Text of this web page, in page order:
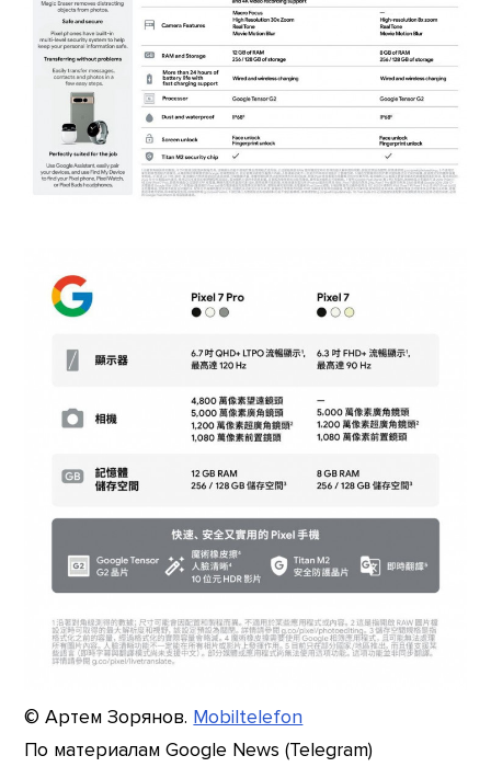
© Артем Зорянов. Mobiltelefon
По материалам Google News (Telegram)